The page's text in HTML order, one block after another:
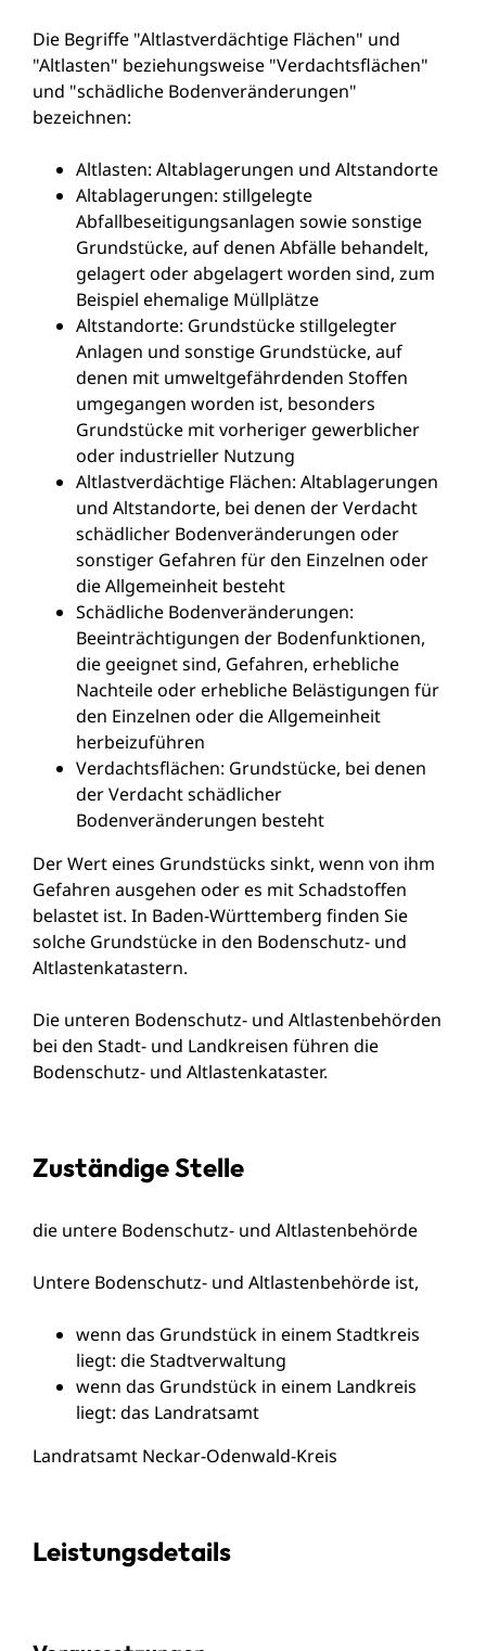
Die Begriffe "Altlastverdächtige Flächen" und
"Altlasten" beziehungsweise "Verdachtsflächen"
und "schädliche Bodenveränderungen"
bezeichnen:
Altlasten: Altablagerungen und Altstandorte
Altablagerungen: stillgelegte
Abfallbeseitigungsanlagen sowie sonstige
Grundstücke, auf denen Abfälle behandelt,
gelagert oder abgelagert worden sind, zum
Beispiel ehemalige Müllplätze
Altstandorte: Grundstücke stillgelegter
Anlagen und sonstige Grundstücke, auf
denen mit umweltgefährdenden Stoffen
umgegangen worden ist, besonders
Grundstücke mit vorheriger gewerblicher
oder industrieller Nutzung
Altlastverdächtige Flächen: Altablagerungen
und Altstandorte, bei denen der Verdacht
schädlicher Bodenveränderungen oder
sonstiger Gefahren für den Einzelnen oder
die Allgemeinheit besteht
Schädliche Bodenveränderungen:
Beeinträchtigungen der Bodenfunktionen,
die geeignet sind, Gefahren, erhebliche
Nachteile oder erhebliche Belästigungen für
den Einzelnen oder die Allgemeinheit
herbeizuführen
Verdachtsflächen: Grundstücke, bei denen
der Verdacht schädlicher
Bodenveränderungen besteht
Der Wert eines Grundstücks sinkt, wenn von ihm
Gefahren ausgehen oder es mit Schadstoffen
belastet ist. In Baden-Württemberg finden Sie
solche Grundstücke in den Bodenschutz- und
Altlastenkatastern.
Die unteren Bodenschutz- und Altlastenbehörden
bei den Stadt- und Landkreisen führen die
Bodenschutz- und Altlastenkataster.
Zuständige Stelle
die untere Bodenschutz- und Altlastenbehörde
Untere Bodenschutz- und Altlastenbehörde ist,
wenn das Grundstück in einem Stadtkreis
liegt: die Stadtverwaltung
wenn das Grundstück in einem Landkreis
liegt: das Landratsamt
Landratsamt Neckar-Odenwald-Kreis
Leistungsdetails